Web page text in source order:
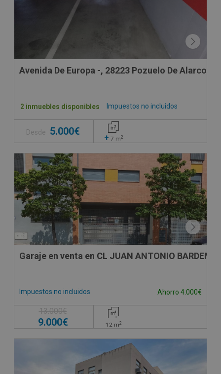
Avenida De Europa -, 28223 Pozuelo De Alarcon
Impuestos no incluidos
2 inmuebles disponibles
Desde 5.000€
+ 7 m2
VPO
Garaje en venta en CL JUAN ANTONIO BARDEM, -
Impuestos no incluidos Ahorro 4.000€
13.000€
9.000€ 12 m2